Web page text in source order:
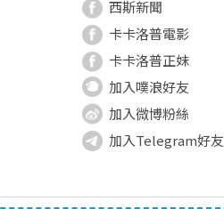
西斯新聞
卡卡洛普電影
卡卡洛普正妹
加入噗浪好友
加入微博粉絲
加入Telegram好友